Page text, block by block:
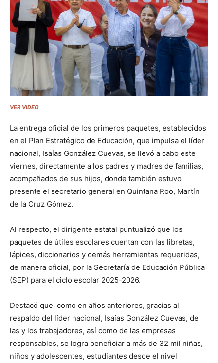
VER VIDEO
La entrega oficial de los primeros paquetes, establecidos
en el Plan Estratégico de Educación, que impulsa el líder
nacional, Isaías González Cuevas, se llevó a cabo este
viernes, directamente a los padres y madres de familias,
acompañados de sus hijos, donde también estuvo
presente el secretario general en Quintana Roo, Martín
de la Cruz Gómez.
Al respecto, el dirigente estatal puntualizó que los
paquetes de útiles escolares cuentan con las libretas,
lápices, diccionarios y demás herramientas requeridas,
de manera oficial, por la Secretaría de Educación Pública
(SEP) para el ciclo escolar 2025-2026.
Destacó que, como en años anteriores, gracias al
respaldo del líder nacional, Isaías González Cuevas, de
las y los trabajadores, así como de las empresas
responsables, se logra beneficiar a más de 32 mil niñas,
niños y adolescentes, estudiantes desde el nivel